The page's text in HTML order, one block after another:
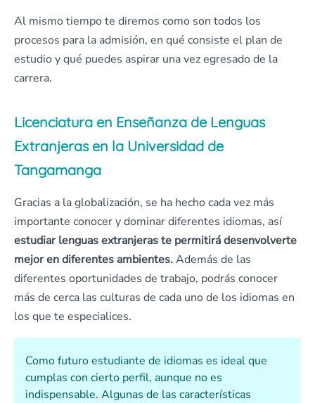
Al mismo tiempo te diremos como son todos los
procesos para la admisión, en qué consiste el plan de
estudio y qué puedes aspirar una vez egresado de la
carrera.
Licenciatura en Enseñanza de Lenguas
Extranjeras en la Universidad de
Tangamanga
Gracias a la globalización, se ha hecho cada vez más
importante conocer y dominar diferentes idiomas, así
estudiar lenguas extranjeras te permitirá desenvolverte
mejor en diferentes ambientes.Además de las
diferentes oportunidades de trabajo, podrás conocer
más de cerca las culturas de cada uno de los idiomas en
los que te especialices.
Como futuro estudiante de idiomas es ideal que
cumplas con cierto perfil, aunque no es
indispensable. Algunas de las características